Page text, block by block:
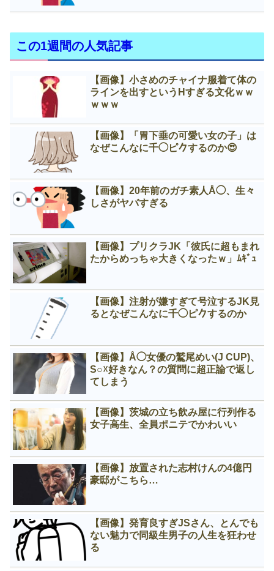
この1週間の人気記事
【画像】小さめのチャイナ服着て体の
ラインを出すというНすぎる文化ｗｗ
ｗｗｗ
【画像】「胃下垂の可愛い女の子」は
なぜこんなに千◯ピ𠂊するのか😍
【画像】20年前のガチ素人Å◯、生々
しさがヤバすぎる
【画像】プリクラJK「彼氏に超もまれ
たからめっちゃ大きくなったｗ」ﾑｷﾞｭ
【画像】注射が嫌すぎて号泣するJK見
るとなぜこんなに千◯ピ𠂊するのか
【画像】Å◯女優の鷲尾めい(J CUP)、
S○☓好きなん？の質問に超正論で返し
てしまう
【画像】茨城の立ち飲み屋に行列作る
女子高生、全員ポニテでかわいい
【画像】放置された志村けんの4億円
豪邸がこちら…
【画像】発育良すぎJSさん、とんでも
ない魅力で同級生男子の人生を狂わせ
る